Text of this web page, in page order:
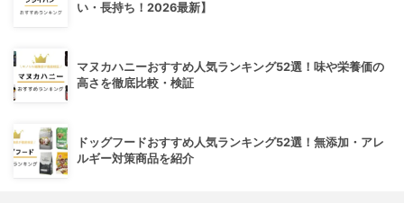
い・長持ち！2026最新】
マヌカハニーおすすめ人気ランキング52選！味や栄養価の
高さを徹底比較・検証
ドッグフードおすすめ人気ランキング52選！無添加・アレ
ルギー対策商品を紹介